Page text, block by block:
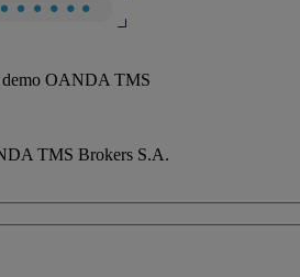
demo OANDA TMS
TMS Brokers S.A.